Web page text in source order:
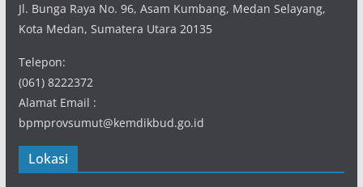
Jl. Bunga Raya No. 96, Asam Kumbang, Medan Selayang,
Kota Medan, Sumatera Utara 20135
Telepon:
(061) 8222372
Alamat Email :
bpmprovsumut@kemdikbud.go.id
Lokasi